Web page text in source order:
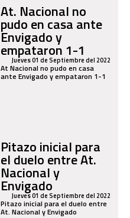
At. Nacional no
pudo en casa ante
Envigado y
empataron 1-1
Jueves 01 de Septiembre del 2022
At Nacional no pudo en casa
ante Envigado y empataron 1-1
Pitazo inicial para
el duelo entre At.
Nacional y
Envigado
Jueves 01 de Septiembre del 2022
Pitazo inicial para el duelo entre
At. Nacional y Envigado